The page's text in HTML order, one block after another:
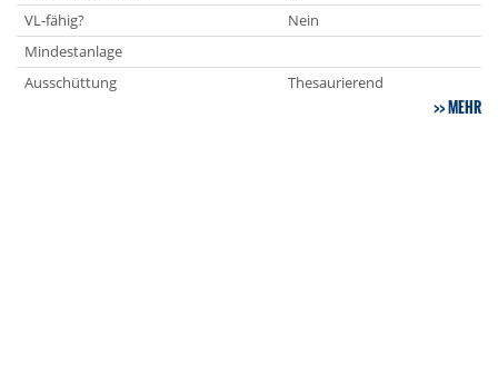
VL-fähig?
Nein
Mindestanlage
Ausschüttung
Thesaurierend
MEHR